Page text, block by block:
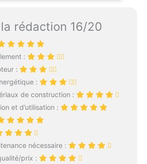
conçue pour le pompage
d'excavations ou en cas
d'inondations. Le préfiltre
intégré la rend
particulièrement robuste
Mise en marche et arrêt
immédiats : le capteur de
niveau réglable allume et
éteint l'appareil en
quelques secondes, dès
qu'un certain niveau d'eau
est atteint Interrupteur
automatique manuel : la
rédaction 16/20
:
:
:
de construction :
et d’utilisation :
nécessaire :
prix :